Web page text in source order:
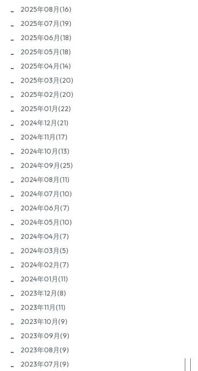
2025年08月(16)
2025年07月(19)
2025年06月(18)
2025年05月(18)
2025年04月(14)
2025年03月(20)
2025年02月(20)
2025年01月(22)
2024年12月(21)
2024年11月(17)
2024年10月(13)
2024年09月(25)
2024年08月(11)
2024年07月(10)
2024年06月(7)
2024年05月(10)
2024年04月(7)
2024年03月(5)
2024年02月(7)
2024年01月(11)
2023年12月(8)
2023年11月(11)
2023年10月(9)
2023年09月(9)
2023年08月(9)
2023年07月(9)